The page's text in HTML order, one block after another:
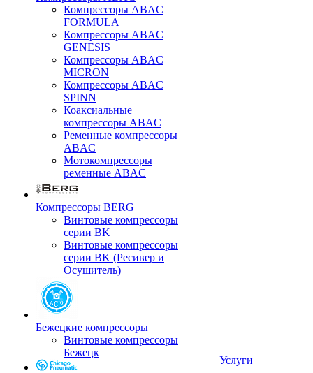
Компрессоры ABAC
FORMULA
Компрессоры ABAC
GENESIS
Компрессоры ABAC
MICRON
Компрессоры ABAC
SPINN
Коаксиальные
компрессоры ABAC
Ременные компрессоры
ABAC
Мотокомпрессоры
ременные ABAC
Компрессоры BERG
Винтовые компрессоры
серии BK
Винтовые компрессоры
серии BK (Ресивер и
Осушитель)
Бежецкие компрессоры
Винтовые компрессоры
Бежецк
Услуги